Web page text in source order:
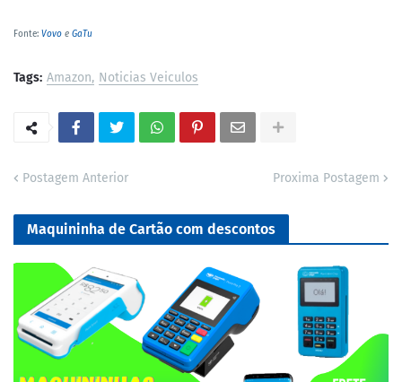
Fonte: Vovo e GaTu
Tags: Amazon Noticias Veiculos
Postagem Anterior Proxima Postagem
Maquininha de Cartão com descontos